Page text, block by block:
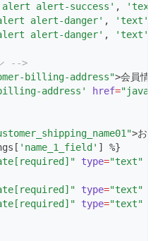
alert-success' , 'text'
alert-danger' , 'text'
alert-danger' , 'text'
-->
billing-address">会員情報
address' href=
>お名
'name_1_field' ] %}
type="text"
type="text"
type="text"